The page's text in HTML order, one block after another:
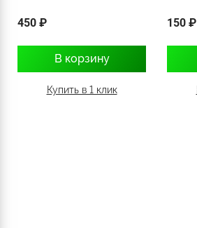
450 ₽
В корзину
Купить в 1 клик
150 ₽